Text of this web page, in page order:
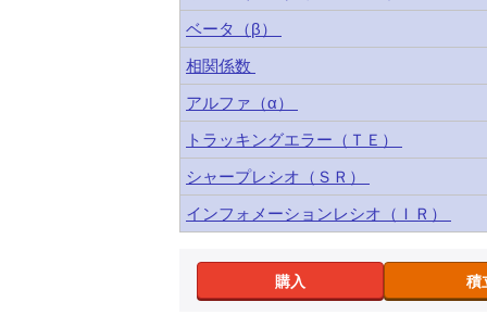
ベータ（β）
相関係数
アルファ（α）
トラッキングエラー（ＴＥ）
シャープレシオ（ＳＲ）
インフォメーションレシオ（ＩＲ）
購入 積